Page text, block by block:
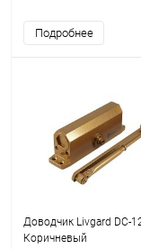
Подробнее
Доводчик Livgard DC-
Коричневый